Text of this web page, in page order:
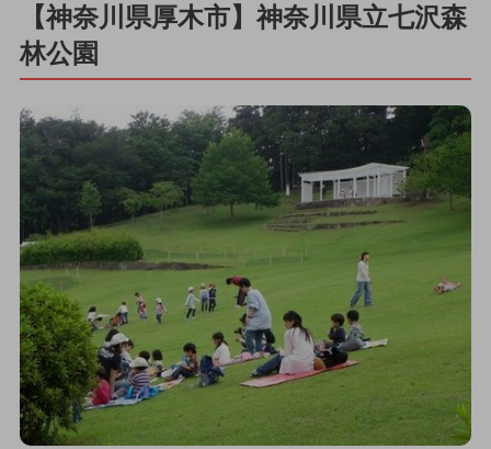
【神奈川県厚木市】神奈川県立七沢森
林公園